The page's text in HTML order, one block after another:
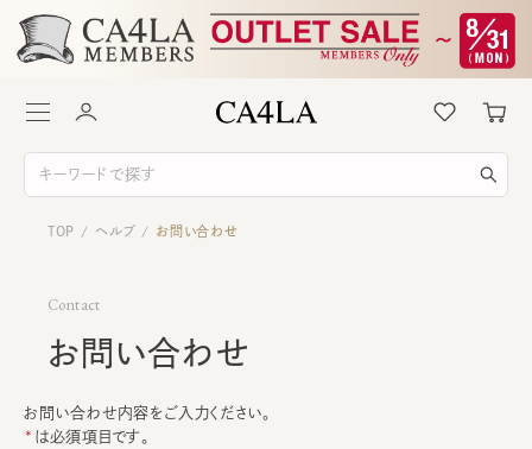
TOP / ヘルプ / お問い合わせ
Contact
お問い合わせ
お問い合わせ内容をご入力ください。
は必須項目です。